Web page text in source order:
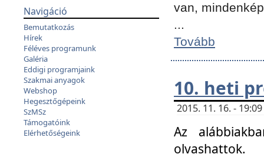
Navigáció
Bemutatkozás
Hírek
Féléves programunk
Galéria
Eddigi programjaink
Szakmai anyagok
Webshop
Hegesztőgépeink
SzMSz
Támogatóink
Elérhetőségeink
van,
...
Tovább
10. heti
2015. 11. 16. -
Az
olvashattok.